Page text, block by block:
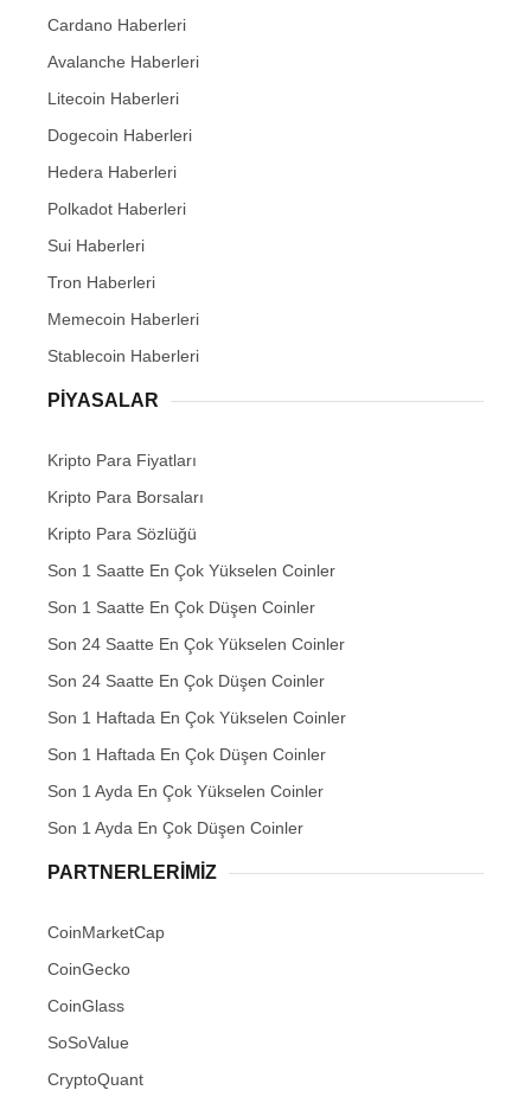
Cardano Haberleri
Avalanche Haberleri
Litecoin Haberleri
Dogecoin Haberleri
Hedera Haberleri
Polkadot Haberleri
Sui Haberleri
Tron Haberleri
Memecoin Haberleri
Stablecoin Haberleri
PIYASALAR
Kripto Para Fiyatları
Kripto Para Borsaları
Kripto Para Sözlüğü
Son 1 Saatte En Çok Yükselen Coinler
Son 1 Saatte En Çok Düşen Coinler
Son 24 Saatte En Çok Yükselen Coinler
Son 24 Saatte En Çok Düşen Coinler
Son 1 Haftada En Çok Yükselen Coinler
Son 1 Haftada En Çok Düşen Coinler
Son 1 Ayda En Çok Yükselen Coinler
Son 1 Ayda En Çok Düşen Coinler
PARTNERLERIMIZ
CoinMarketCap
CoinGecko
CoinGlass
SoSoValue
CryptoQuant